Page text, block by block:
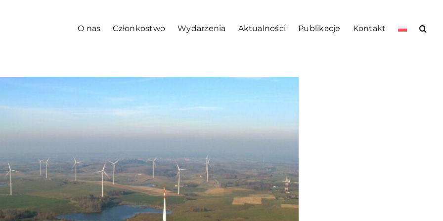
O nas Członkostwo Wydarzenia Aktualności Publikacje Kontakt